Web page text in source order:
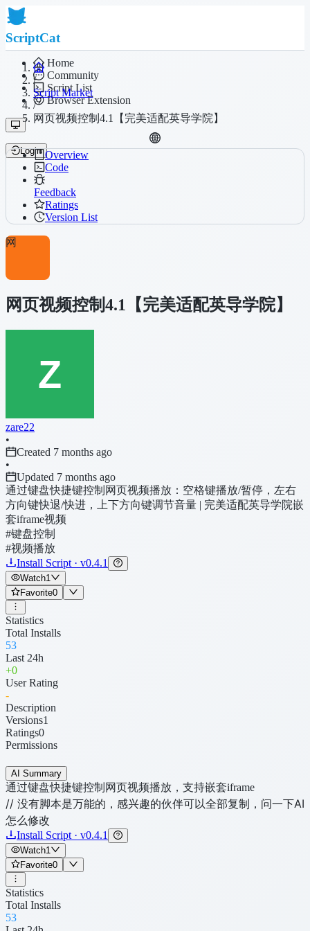
ScriptCat
Home
Community
Script List
Browser Extension
Login
/
Script Market
/
网页视频控制4.1【完美适配英导学院】
Overview
Code
Feedback
Ratings
Version List
网
网页视频控制4.1【完美适配英导学院】
zare22
•
Created 7 months ago
•
Updated 7 months ago
通过键盘快捷键控制网页视频播放：空格键播放/暂停，左右
方向键快退/快进，上下方向键调节音量 | 完美适配英导学院嵌
套iframe视频
#键盘控制
#视频播放
Install Script · v0.4.1
Watch1
Favorite0
Statistics
Total Installs
53
Last 24h
+0
User Rating
-
Description
Versions1
Ratings0
Permissions
AI Summary
通过键盘快捷键控制网页视频播放，支持嵌套iframe
// 没有脚本是万能的，感兴趣的伙伴可以全部复制，问一下AI
怎么修改
Install Script · v0.4.1
Watch1
Favorite0
Statistics
Total Installs
53